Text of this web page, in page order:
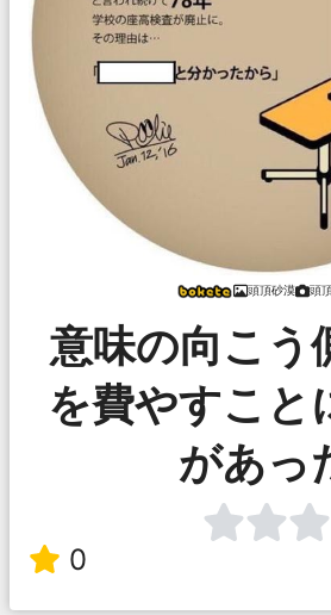
頭頂砂漠 頭
意味の向こう
を費やすこと
があっ
0